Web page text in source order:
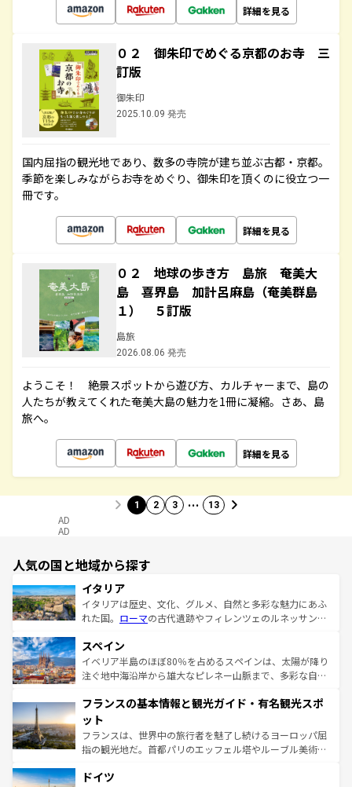
詳細を見る
０２ 御朱印でめぐる京都のお寺 三
訂版
御朱印
2025.10.09 発売
国内屈指の観光地であり、数多の寺院が建ち並ぶ古都・京都。
季節を楽しみながらお寺をめぐり、御朱印を頂くのに役立つ一
冊です。
詳細を見る
０２ 地球の歩き方 島旅 奄美大
島 喜界島 加計呂麻島（奄美群島
１） ５訂版
島旅
2026.08.06 発売
ようこそ！ 絶景スポットから遊び方、カルチャーまで、島の
人たちが教えてくれた奄美大島の魅力を1冊に凝縮。さあ、島
旅へ。
詳細を見る
1 2 3 … 13
AD
AD
人気の国と地域から探す
イタリア
イタリアは歴史、文化、グルメ、自然と多彩な魅力にあふ
れた国。 ローマの古代遺跡やフィレンツェのルネッサンス
ろん、トスカーナの美しい田園風景やアマルフィ海岸の絶
景など、自然景観も見逃せない。観光の合間には、本場の
ピザやパスタなど、絶品のイタリア料理を堪能することも
ませてくれるイタリアで、忘れられない旅をしてみよう！
なお、新着のイタリア情報は
しい。
スペイン
イベリア半島のほぼ80％を占めるスペインは、太陽が降り
注ぐ地中海沿岸から雄大なピレネー山脈まで、多彩な自然
文化が根付くこの国では、情熱的なフラメンコ、熱気あふ
れる闘牛、そして美味しいタパスが生活の一部となってい
る。首都マドリードの洗練された雰囲気や、バルセロナの
アートに溢れた街角から、地方では古代ローマ遺跡や中世
せる。地方によって風土や気候が異なるスペインはその個
フランスの基本情報と観光ガイド・有名観光スポ
ット
フランスは、世界中の旅行者を魅了し続けるヨーロッパ屈
指の観光地だ。首都パリのエッフェル塔やルーブル美術館
で、幅広い魅力が詰まっている。華麗な宮殿、歴史的な大
ドイツ